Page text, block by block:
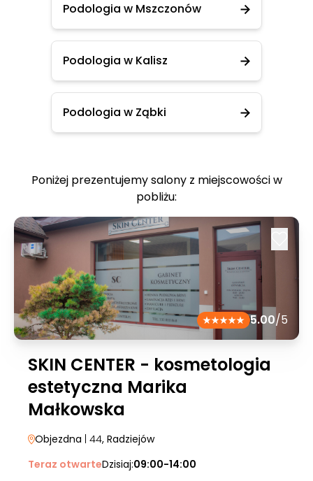
Podologia w Mszczonów
Podologia w Kalisz
Podologia w Ząbki
Poniżej prezentujemy salony z miejscowości w
pobliżu:
5.00/5
SKIN CENTER - kosmetologia
estetyczna Marika
Małkowska
Objezdna | 44, Radziejów
Teraz otwarteDzisiaj:09:00-14:00